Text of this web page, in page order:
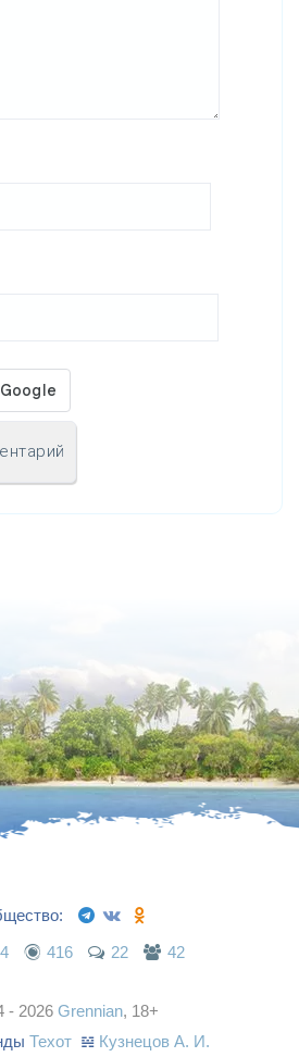
416 22 42
- 2026 Grennian, 18+
Техот 𝌴 Кузнецов А. И.